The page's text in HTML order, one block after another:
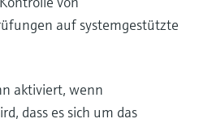
auf systemgestützte
aktiviert, wenn
dass es sich um das